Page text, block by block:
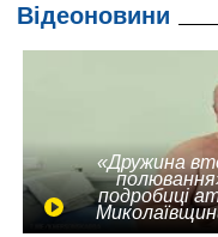
Відеоновини
«Дружина
подробиці